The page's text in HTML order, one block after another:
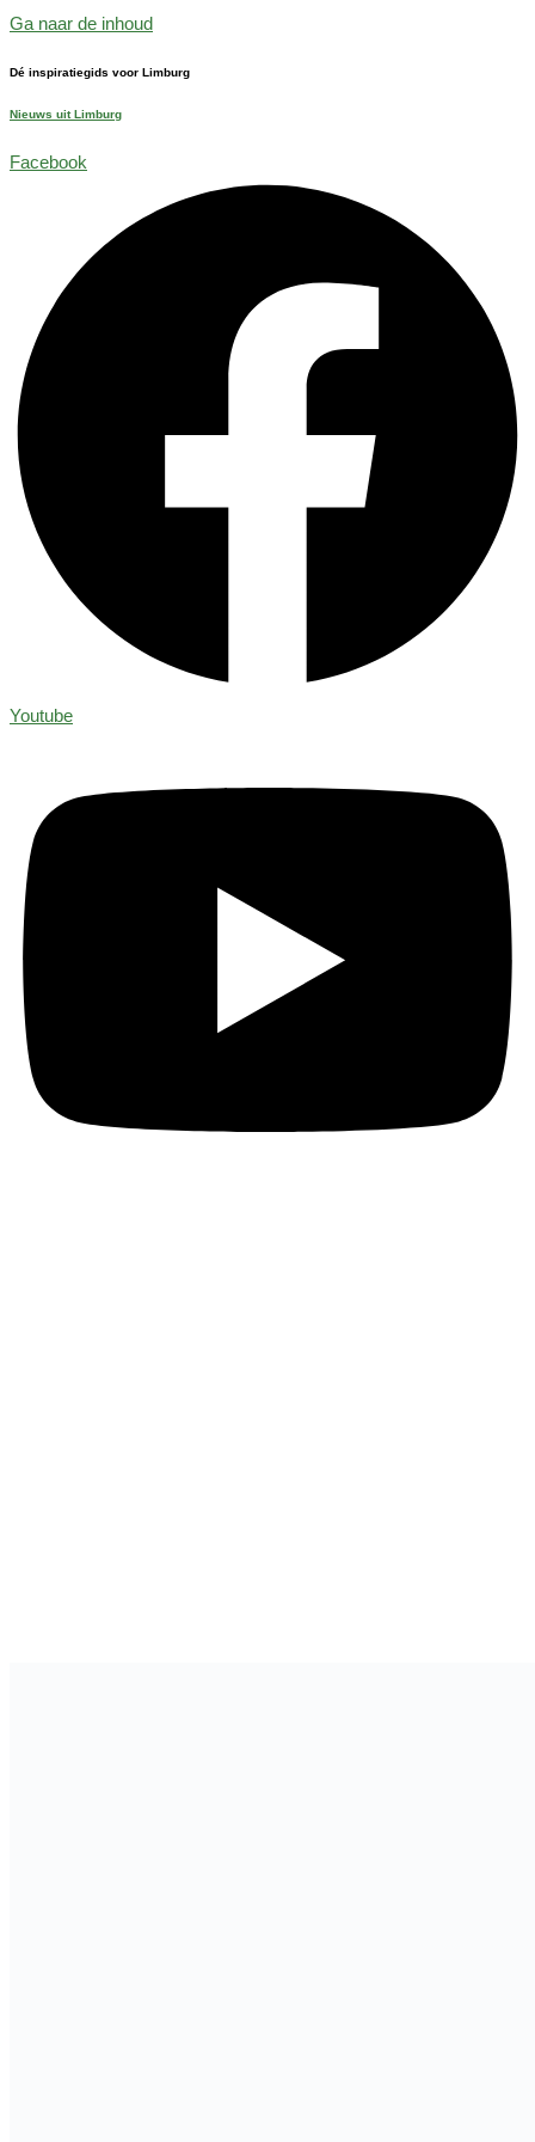
Ga naar de inhoud
Dé inspiratiegids voor Limburg
Nieuws uit Limburg
Facebook
Youtube